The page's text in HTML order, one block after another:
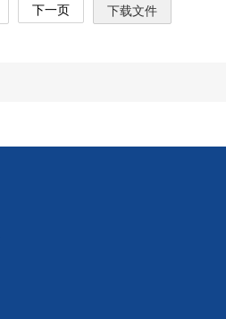
下一页 下载文件